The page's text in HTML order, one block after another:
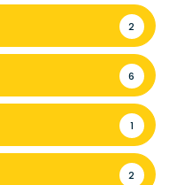
2
6
1
2